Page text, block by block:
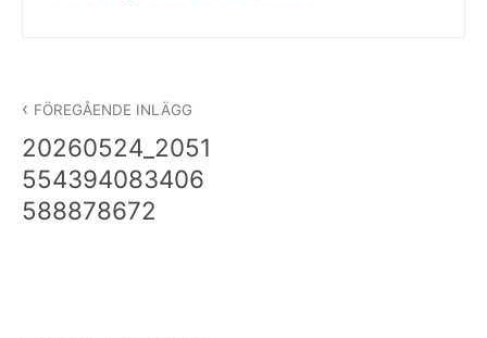
FÖREGÅENDE INLÄGG
20260524_2051
554394083406
588878672